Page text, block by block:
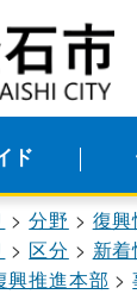
ド
分野 復興
区分
新着
興推進本部